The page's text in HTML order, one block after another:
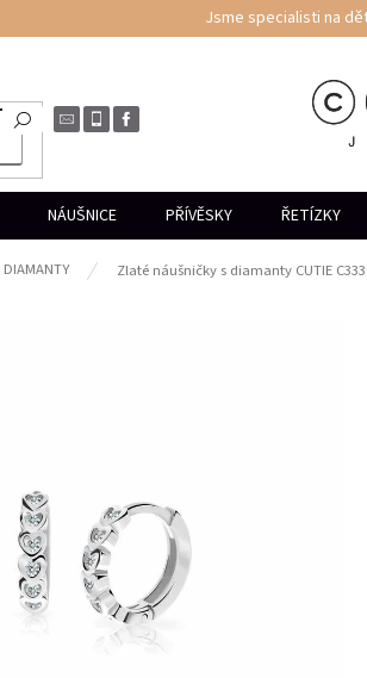
Jsme specialisti na
NÁUŠNICE PŘÍVĚSKY ŘETÍZKY
DIAMANTY Zlaté náušničky s diamanty CUTIE